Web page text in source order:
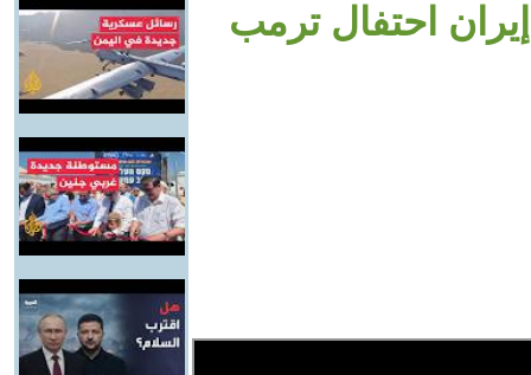
احتفال ترمب